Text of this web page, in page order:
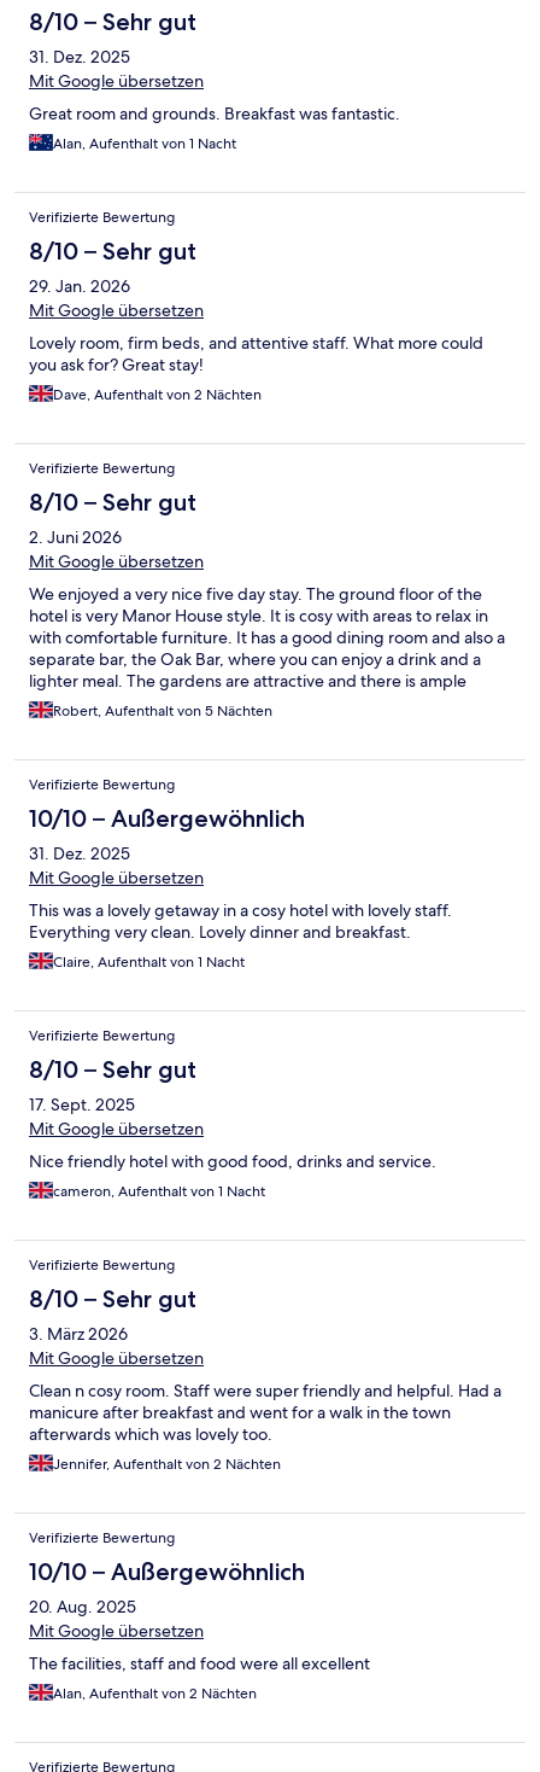
8/10 – Sehr gut
31. Dez. 2025
Mit Google übersetzen
Great room and grounds. Breakfast was fantastic.
Alan, Aufenthalt von 1 Nacht
Verifizierte Bewertung
8/10 – Sehr gut
29. Jan. 2026
Mit Google übersetzen
Lovely room, firm beds, and attentive staff. What more could
you ask for? Great stay!
Dave, Aufenthalt von 2 Nächten
Verifizierte Bewertung
8/10 – Sehr gut
2. Juni 2026
Mit Google übersetzen
We enjoyed a very nice five day stay. The ground floor of the
hotel is very Manor House style. It is cosy with areas to relax in
with comfortable furniture. It has a good dining room and also a
separate bar, the Oak Bar, where you can enjoy a drink and a
lighter meal. The gardens are attractive and there is ample
parking space. We particularly enjoyed the cold and hot
breakfast options available. Our standard room was a decent
bath and shower. We did not use the spa facilities. It is
conveniently located just outside Cirencester and is
approximately a 20 minute walk into town. We would definitely
stay at this hotel again if we were in the area.
Robert, Aufenthalt von 5 Nächten
Verifizierte Bewertung
10/10 – Außergewöhnlich
31. Dez. 2025
Mit Google übersetzen
This was a lovely getaway in a cosy hotel with lovely staff.
Everything very clean. Lovely dinner and breakfast.
Claire, Aufenthalt von 1 Nacht
Verifizierte Bewertung
8/10 – Sehr gut
17. Sept. 2025
Mit Google übersetzen
Nice friendly hotel with good food, drinks and service.
cameron, Aufenthalt von 1 Nacht
Verifizierte Bewertung
8/10 – Sehr gut
3. März 2026
Mit Google übersetzen
Clean n cosy room. Staff were super friendly and helpful. Had a
manicure after breakfast and went for a walk in the town
afterwards which was lovely too.
Jennifer, Aufenthalt von 2 Nächten
Verifizierte Bewertung
10/10 – Außergewöhnlich
20. Aug. 2025
Mit Google übersetzen
The facilities, staff and food were all excellent
Alan, Aufenthalt von 2 Nächten
Verifizierte Bewertung